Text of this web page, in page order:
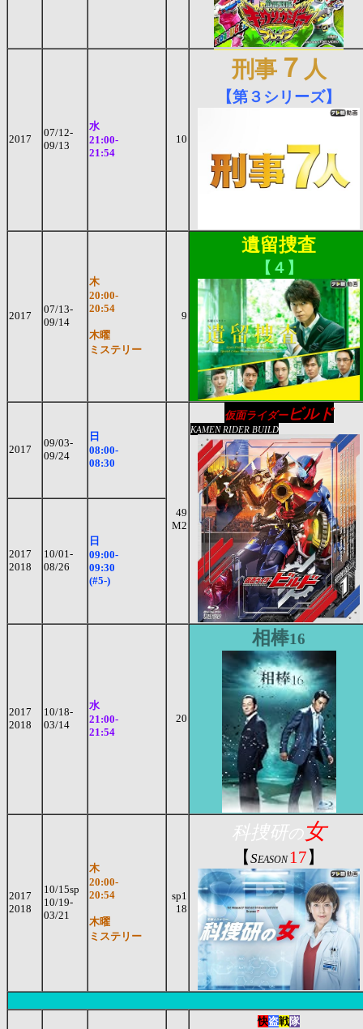
2017
07/12-
09/13
水
21:00-
21:54
10
刑事７ 人
【第３シリーズ】
2017
07/13-
09/14
木
20:00-
20:54
木曜
ミステリー
9
遺留捜査
【４】
2017
09/03-
09/24
日
08:00-
08:30
49
M2
仮面ライダービルド
KAMEN RIDER BUILD
2017
2018
10/01-
08/26
日
09:00-
09:30
(#5-)
2017
2018
10/18-
03/14
水
21:00-
21:54
20
相棒16
2017
2018
10/15sp
10/19-
03/21
木
20:00-
20:54
木曜
ミステリー
sp1
18
科捜研の 女
【 SEASON 17 】
快盗戦隊